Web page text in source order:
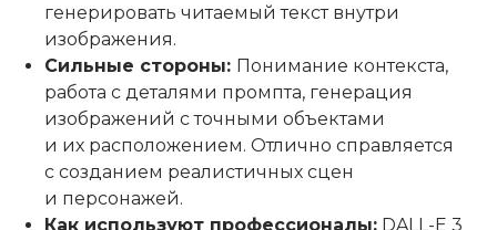
генерировать читаемый текст внутри
изображения.
Сильные стороны: Понимание контекста,
работа с деталями промпта, генерация
изображений с точными объектами
и их расположением. Отлично справляется
с созданием реалистичных сцен
и персонажей.
Как используют профессионалы: DALL-E 3